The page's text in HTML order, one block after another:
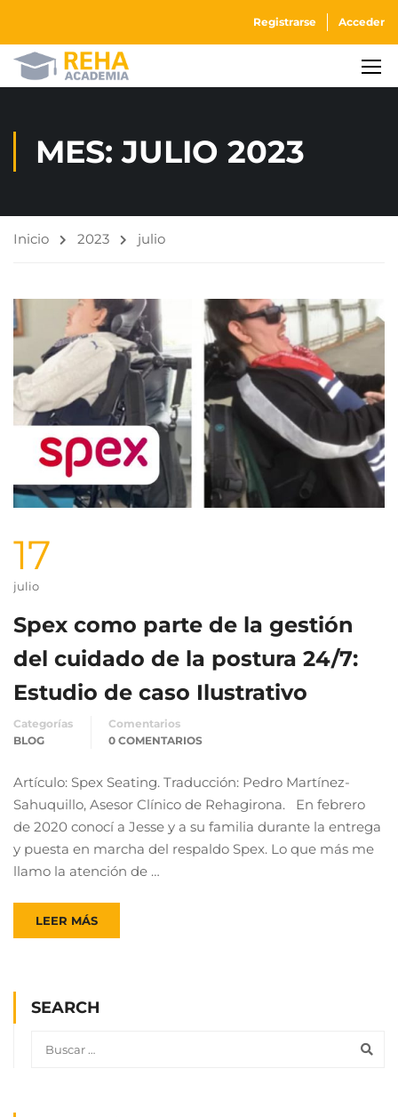
Registrarse Acceder
MES: JULIO 2023
Inicio 2023 julio
17
julio
Spex como parte de la gestión
del cuidado de la postura 24/7:
Estudio de caso Ilustrativo
Categorías
BLOG
Comentarios
0 COMENTARIOS
Artículo: Spex Seating. Traducción: Pedro Martínez-
Sahuquillo, Asesor Clínico de Rehagirona. En febrero
de 2020 conocí a Jesse y a su familia durante la entrega
y puesta en marcha del respaldo Spex. Lo que más me
llamo la atención de …
LEER MÁS
SEARCH